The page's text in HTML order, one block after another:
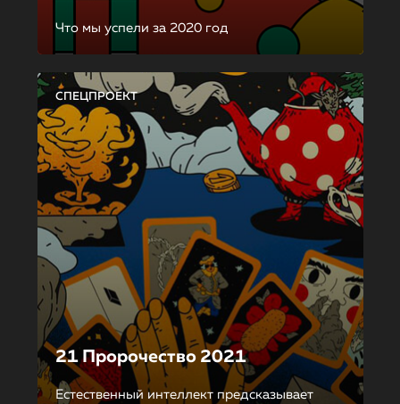
Что мы успели за 2020 год
СПЕЦПРОЕКТ
21 Пророчество 2021
Естественный интеллект предсказывает